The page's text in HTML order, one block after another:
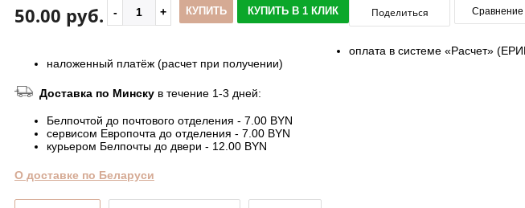
50.00 руб. КУПИТЬ КУПИТЬ В 1 КЛИК Поделиться Сравнение
оплата в системе «Расчет»
наложенный платёж (расчет при получении)
Доставка по Минску в течение 1-3 дней:
Белпочтой до почтового отделения - 7.00 BYN
сервисом Европочта до отделения - 7.00 BYN
курьером Белпочты до двери - 12.00 BYN
О доставке по Беларуси